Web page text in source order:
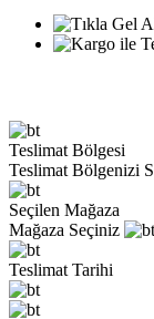
Teslimat Bölgesi
Teslimat Bölgenizi
Seçilen Mağaza
Mağaza Seçiniz
Teslimat Tarihi